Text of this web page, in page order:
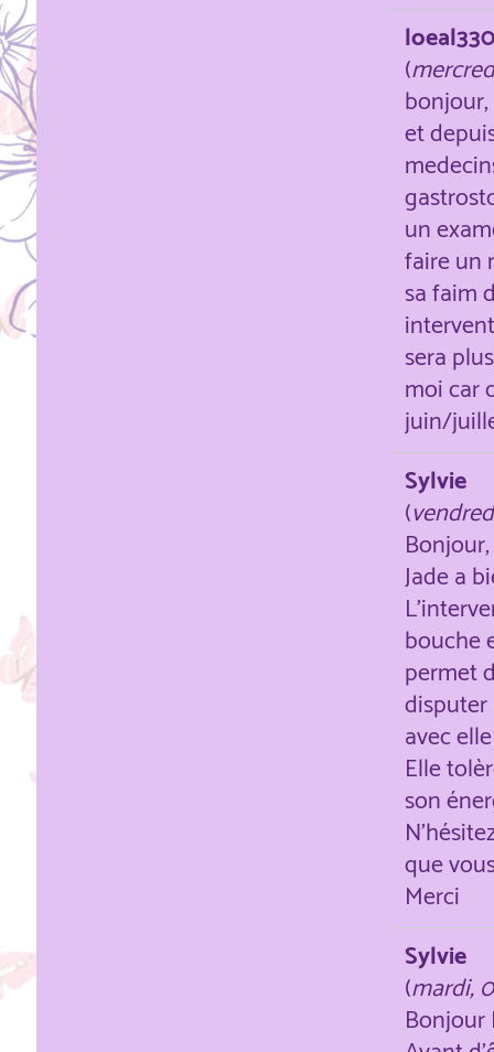
loeal330
(
et
un
faire un
sa faim
sera
moi car
juin/
Sylvie
(
Bonjour,
Jade a
bouche
permet
disputer
avec
Elle
son
que
Merci
Sylvie
(mardi,
Bonjour